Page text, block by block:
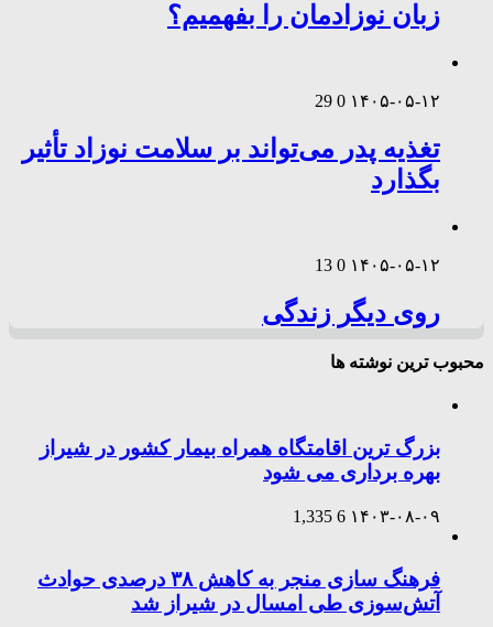
زبان نوزادمان را بفهمیم؟
۱۴۰۵-۰۵-۱۲ 0
29
تغذیه پدر می‌تواند بر سلامت نوزاد تأثیر
بگذارد
۱۴۰۵-۰۵-۱۲ 0
13
روی دیگر زندگی
محبوب ترین نوشته ها
بزرگ ترین اقامتگاه همراه بیمار کشور در شیراز
بهره برداری می شود
۱۴۰۳-۰۸-۰۹ 6
1,335
فرهنگ سازی منجر به کاهش ۳۸ درصدی حوادث
آتش‌سوزی طی امسال در شیراز شد